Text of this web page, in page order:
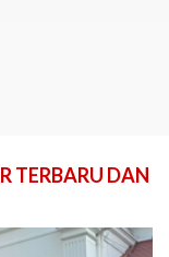
TERBARU DAN